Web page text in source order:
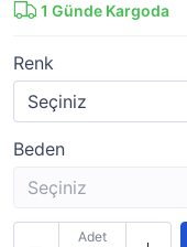
1 Günde Kargoda
Renk
Beden
Adet